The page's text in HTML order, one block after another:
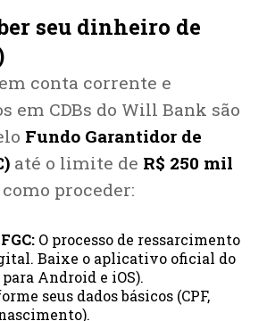
seu dinheiro de
conta corrente e
em CDBs do Will Bank são
Fundo Garantidor de
até o limite de R$ 250 mil
como proceder:
O processo de ressarcimento
Baixe o aplicativo oficial do
Android e iOS).
seus dados básicos (CPF,